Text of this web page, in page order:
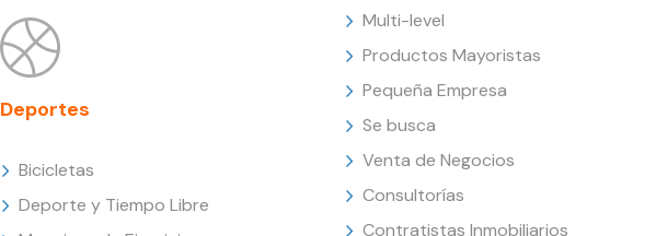
Deportes
Bicicletas
Deporte y Tiempo Libre
Multi-level
Productos Mayoristas
Pequeña Empresa
Se busca
Venta de Negocios
Consultorías
Contratistas Inmobiliarios